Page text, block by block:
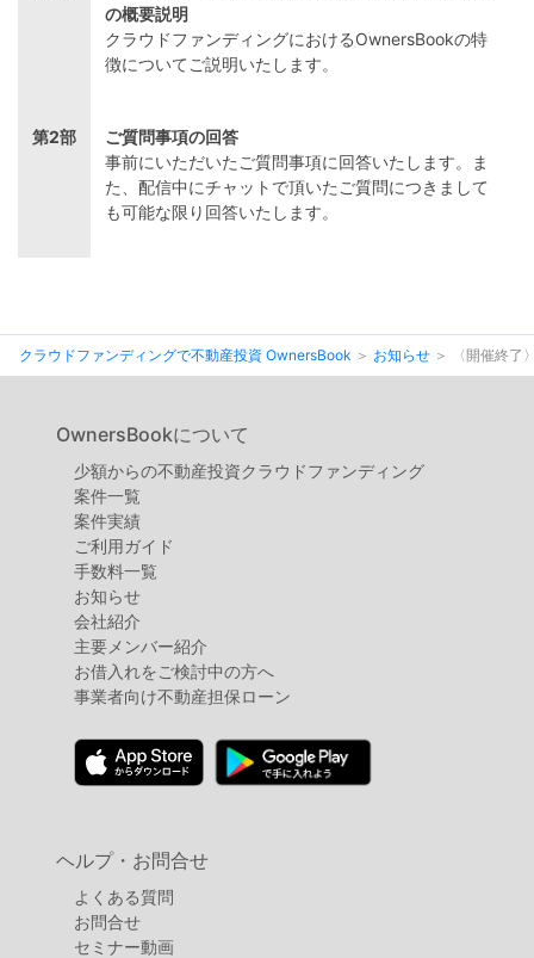
の概要説明
クラウドファンディングにおけるOwnersBookの特
徴についてご説明いたします。
第2部
ご質問事項の回答
事前にいただいたご質問事項に回答いたします。ま
た、配信中にチャットで頂いたご質問につきまして
も可能な限り回答いたします。
クラウドファンディングで不動産投資 OwnersBook お知らせ 〈開催終
OwnersBookについて
少額からの不動産投資クラウドファンディング
案件⼀覧
案件実績
ご利用ガイド
手数料一覧
お知らせ
会社紹介
主要メンバー紹介
お借入れをご検討中の方へ
事業者向け不動産担保ローン
ヘルプ・お問合せ
よくある質問
お問合せ
セミナー動画